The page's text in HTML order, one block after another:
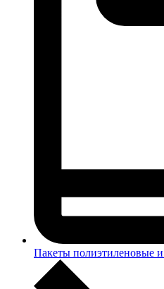
Пакеты полиэтиленовые